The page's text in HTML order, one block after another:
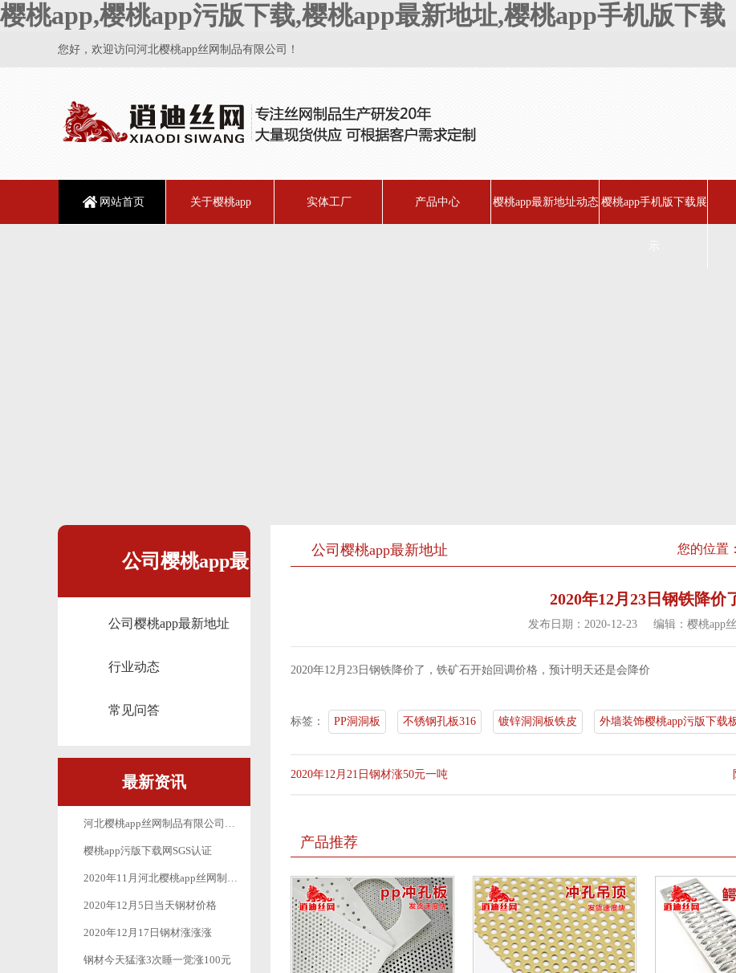
樱桃app,樱桃app污版下载,樱桃app最新地址,樱桃app手机版下载
您好，欢迎访问河北樱桃app丝网制品有限公司！
网站首页 关于樱桃app 实体工厂 产品中心 樱桃app最新地址动态 樱桃app手机版下载展
公司樱桃app最
新地址
公司樱桃app最新地址
行业动态
常见问答
最新资讯
河北樱桃app丝网制品有限公司_十月一放假公告
樱桃app污版下载网SGS认证
2020年11月河北樱桃app丝网制品有限公司最新疫情防控工作
2020年12月5日当天钢材价格
2020年12月17日钢材涨涨涨
钢材今天猛涨3次睡一觉涨100元
公司樱桃app最新地址 您的位置：
2020年12月23日钢铁降价
发布日期：2020-12-23 编辑： 樱桃app
2020年12月23日钢铁降价了，铁矿石开始回调价格，预计明天还是会降价
标签： PP洞洞板 不锈钢孔板316 镀锌洞洞板铁皮 外墙装饰樱桃app污版下载
2020年12月21日钢材涨50元一吨
产品推荐